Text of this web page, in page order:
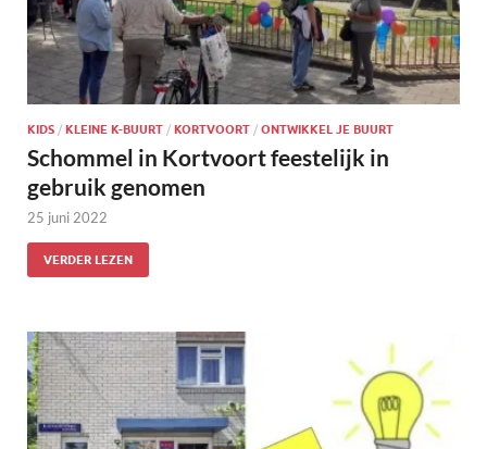
KIDS / KLEINE K-BUURT / KORTVOORT / ONTWIKKEL JE BUURT
Schommel in Kortvoort feestelijk in
gebruik genomen
25 juni 2022
VERDER LEZEN